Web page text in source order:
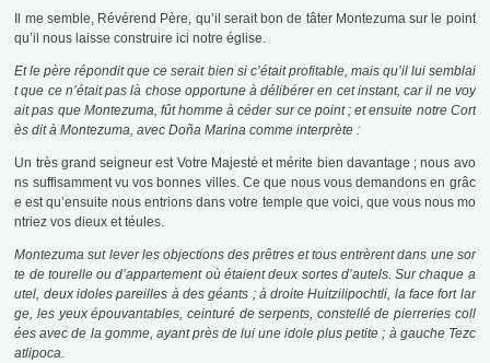
Il me semble, Révérend Père, qu’il serait bon de tâter Montezuma sur le point
qu’il nous laisse construire ici notre église.
Et le père répondit que ce serait bien si c’était profitable, mais qu’il lui semblai
t que ce n’était pas là chose opportune à délibérer en cet instant, car il ne voy
ait pas que Montezuma, fût homme à céder sur ce point ; et ensuite notre Cort
ès dit à Montezuma, avec Doña Marina comme interprète :
Un très grand seigneur est Votre Majesté et mérite bien davantage ; nous avo
ns suffisamment vu vos bonnes villes. Ce que nous vous demandons en grâc
e est qu’ensuite nous entrions dans votre temple que voici, que vous nous mo
ntriez vos dieux et téules.
Montezuma sut lever les objections des prêtres et tous entrèrent dans une sor
te de tourelle ou d’appartement où étaient deux sortes d’autels. Sur chaque a
utel, deux idoles pareilles à des géants ; à droite Huitzilipochtli, la face fort lar
ge, les yeux épouvantables, ceinturé de serpents, constellé de pierreries coll
ées avec de la gomme, ayant près de lui une idole plus petite ; à gauche Tezc
atlipoca.